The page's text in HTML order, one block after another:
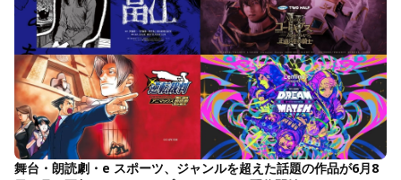
舞台・朗読劇・e スポーツ、ジャンルを超えた話題の作品が6月8